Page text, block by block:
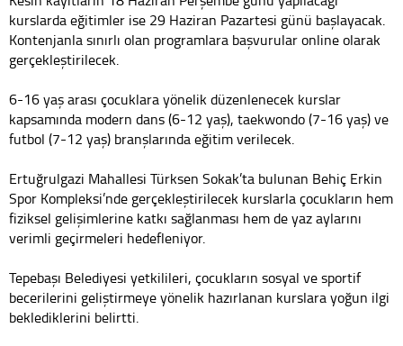
kurslarda eğitimler ise 29 Haziran Pazartesi günü başlayacak.
Kontenjanla sınırlı olan programlara başvurular online olarak
gerçekleştirilecek.
6-16 yaş arası çocuklara yönelik düzenlenecek kurslar
kapsamında modern dans (6-12 yaş), taekwondo (7-16 yaş) ve
futbol (7-12 yaş) branşlarında eğitim verilecek.
Ertuğrulgazi Mahallesi Türksen Sokak’ta bulunan Behiç Erkin
Spor Kompleksi’nde gerçekleştirilecek kurslarla çocukların hem
fiziksel gelişimlerine katkı sağlanması hem de yaz aylarını
verimli geçirmeleri hedefleniyor.
Tepebaşı Belediyesi yetkilileri, çocukların sosyal ve sportif
becerilerini geliştirmeye yönelik hazırlanan kurslara yoğun ilgi
beklediklerini belirtti.